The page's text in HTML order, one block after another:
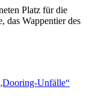
Platz für die
das Wappentier des
Unfälle“